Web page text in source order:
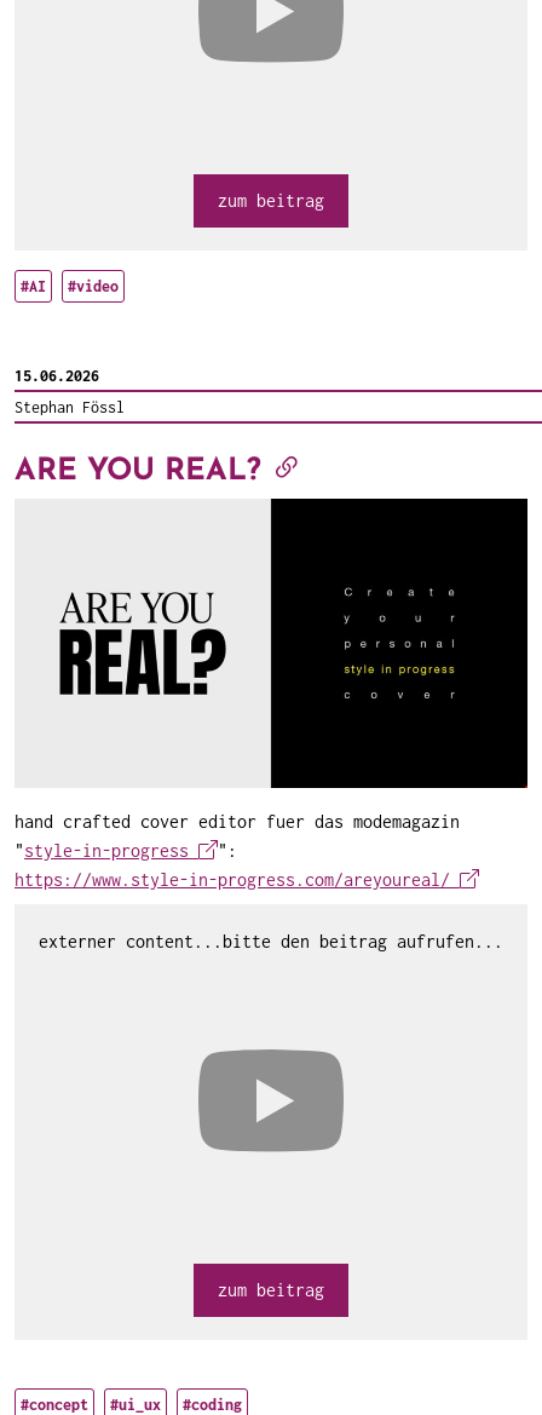
zum beitrag
#AI #video
15.06.2026
Stephan Fössl
ARE YOU REAL?
hand crafted cover editor fuer das modemagazin
"style-in-progress
":
https://www.style-in-progress.com/areyoureal/
externer content...bitte den beitrag aufrufen...
zum beitrag
#concept #ui_ux #coding